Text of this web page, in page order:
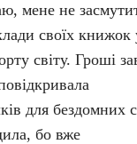
мене не
своїх книжок
світу. Гроші
для бездомних
бо вже